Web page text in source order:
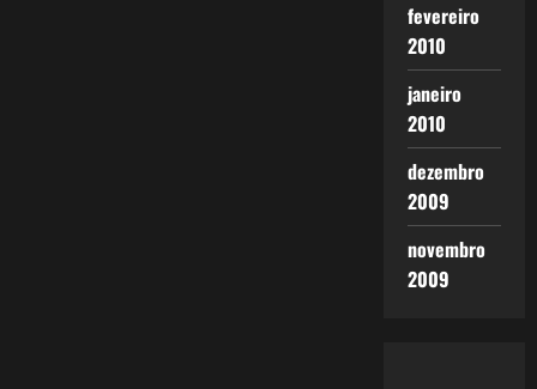
fevereiro
2010
janeiro
2010
dezembro
2009
novembro
2009